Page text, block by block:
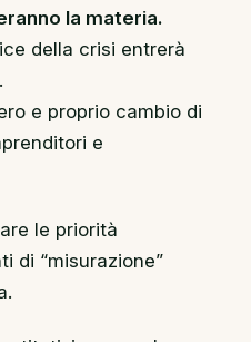
la materia.
della crisi entrerà
e proprio cambio di
e
le priorità
di “misurazione”